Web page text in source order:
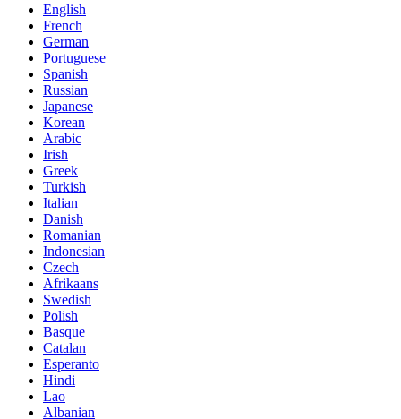
English
French
German
Portuguese
Spanish
Russian
Japanese
Korean
Arabic
Irish
Greek
Turkish
Italian
Danish
Romanian
Indonesian
Czech
Afrikaans
Swedish
Polish
Basque
Catalan
Esperanto
Hindi
Lao
Albanian